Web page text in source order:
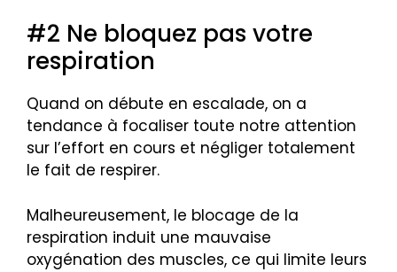
#2 Ne bloquez pas votre
respiration
Quand on débute en escalade, on a
tendance à focaliser toute notre attention
sur l’effort en cours et négliger totalement
le fait de respirer.
Malheureusement, le blocage de la
respiration induit une mauvaise
oxygénation des muscles, ce qui limite leurs